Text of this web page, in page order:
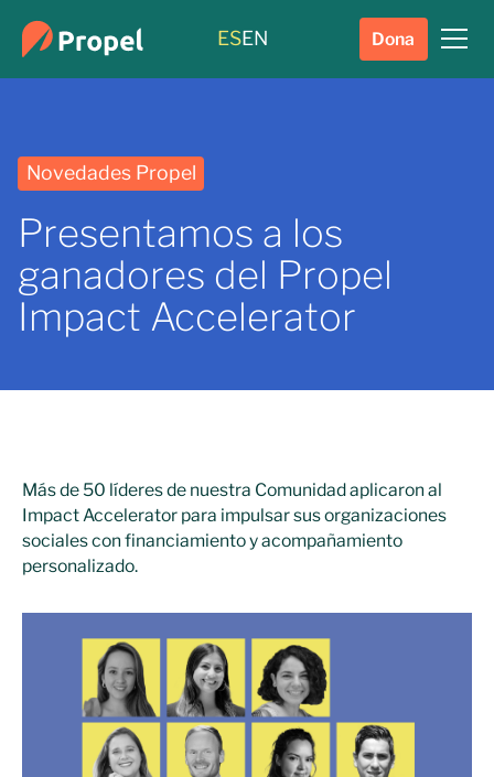
ESEN Dona
Novedades Propel
Presentamos a los
ganadores del Propel
Impact Accelerator
Más de 50 líderes de nuestra Comunidad aplicaron al
Impact Accelerator para impulsar sus organizaciones
sociales con financiamiento y acompañamiento
personalizado.